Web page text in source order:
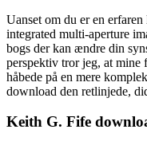
Uanset om du er en
integrated multi-aperture
bogs der kan ændre din
perspektiv tror jeg, at mine
håbede på en mere
download den retlinjede,
Keith G. Fife